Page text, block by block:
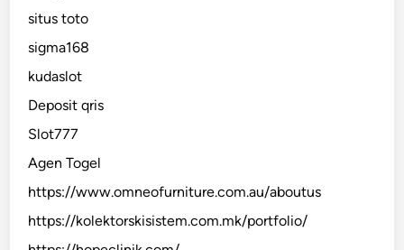
situs toto
sigma168
kudaslot
Deposit qris
Slot777
Agen Togel
https://www.omneofurniture.com.au/aboutus
https://kolektorskisistem.com.mk/portfolio/